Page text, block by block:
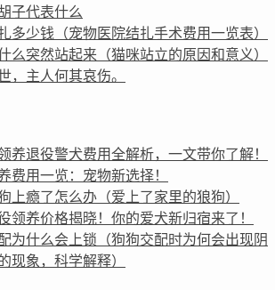
子代表什么
多少钱（宠物医院结扎手术费用一览表）
么突然站起来（猫咪站立的原因和意义）
，主人何其哀伤。
养退役警犬费用全解析，一文带你了解！
费用一览：宠物新选择！
上瘾了怎么办（爱上了家里的狼狗）
领养价格揭晓！你的爱犬新归宿来了！
为什么会上锁（狗狗交配时为何会出现阴
现象，科学解释）